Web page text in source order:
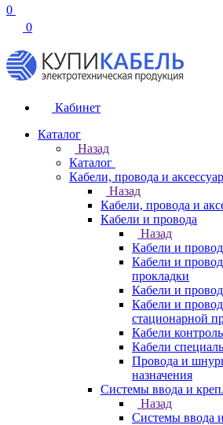
0
0
Кабинет
Каталог
Назад
Каталог
Кабели, провода и
Назад
Кабели, провода и
Кабели и провода
Назад
Кабели и
Кабели и
прокладки
Кабели и
Кабели и
стационарной
Кабели
Кабели
Провода и
назначения
Системы ввода и
Назад
Системы ввода